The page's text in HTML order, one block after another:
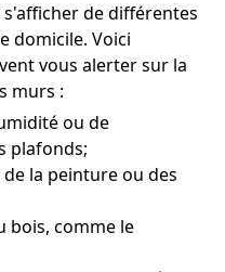
de différentes
domicile. Voici
vous alerter sur la
murs :
ou de
plafonds;
la peinture ou des
bois, comme le